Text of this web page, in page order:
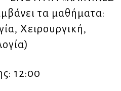
τα μαθήματα:
Χειρουργική,
12:00